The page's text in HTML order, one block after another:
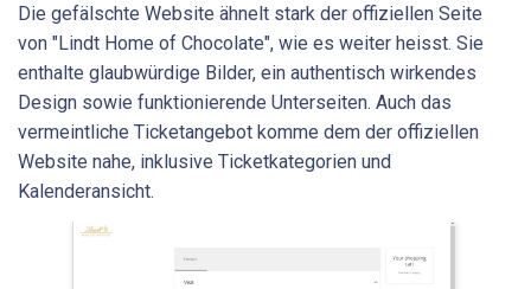
Die gefälschte Website ähnelt stark der offiziellen Seite
von "Lindt Home of Chocolate", wie es weiter heisst. Sie
enthalte glaubwürdige Bilder, ein authentisch wirkendes
Design sowie funktionierende Unterseiten. Auch das
vermeintliche Ticketangebot komme dem der offiziellen
Website nahe, inklusive Ticketkategorien und
Kalenderansicht.